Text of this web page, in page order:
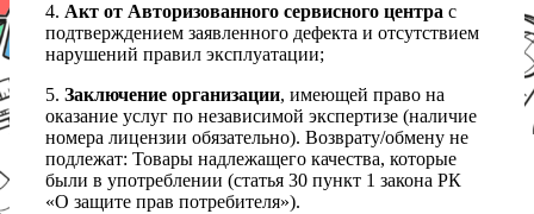
4. Акт от Авторизованного сервисного центра с
подтверждением заявленного дефекта и отсутствием
нарушений правил эксплуатации;
5. Заключение организации, имеющей право на
оказание услуг по независимой экспертизе (наличие
номера лицензии обязательно). Возврату/обмену не
подлежат: Товары надлежащего качества, которые
были в употреблении (статья 30 пункт 1 закона РК
«О защите прав потребителя»).